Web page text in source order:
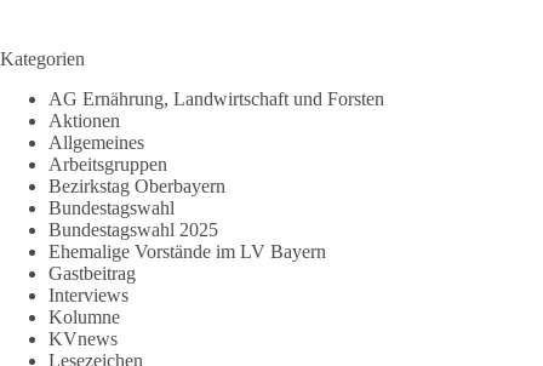
Kategorien
AG Ernährung, Landwirtschaft und Forsten
Aktionen
Allgemeines
Arbeitsgruppen
Bezirkstag Oberbayern
Bundestagswahl
Bundestagswahl 2025
Ehemalige Vorstände im LV Bayern
Gastbeitrag
Interviews
Kolumne
KVnews
Lesezeichen